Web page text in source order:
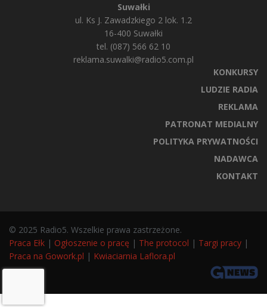
Suwałki
ul. Ks J. Zawadzkiego 2 lok. 1.2
16-400 Suwałki
tel. (087) 566 62 10
reklama.suwalki@radio5.com.pl
KONKURSY
LUDZIE RADIA
REKLAMA
PATRONAT MEDIALNY
POLITYKA PRYWATNOŚCI
NADAWCA
KONTAKT
© 2025 Radio5. Wszelkie prawa zastrzeżone.
Praca Ełk | Ogłoszenie o pracę | The protocol | Targi pracy |
Praca na Gowork.pl | Kwiaciarnia Laflora.pl